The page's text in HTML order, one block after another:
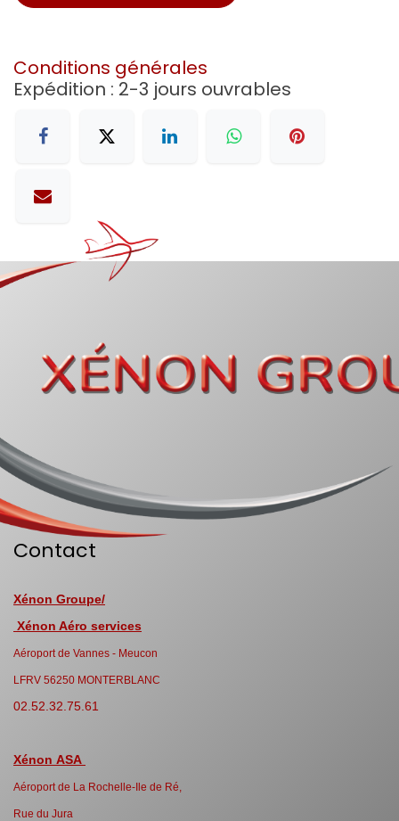
Conditions générales
Expédition : 2-3 jours ouvrables
Contact
Xénon Groupe/
Xénon Aéro services
Aéroport de Vannes - Meucon
LFRV 56250 MONTERBLANC
02.52.32.75.61
Xénon ASA
Aéroport de La Rochelle-Ile de Ré,
Rue du Jura